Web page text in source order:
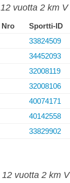
vuotta 2 km V
Nro Sportti-ID
33824509
34452093
32008119
32008106
40074171
40142558
33829902
vuotta 2 km V